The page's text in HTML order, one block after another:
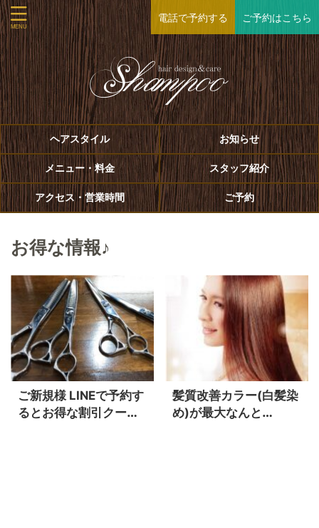
電話で予約する ご予約はこちら
ヘアスタイル お知らせ
メニュー・料金 スタッフ紹介
アクセス・営業時間 ご予約
お得な情報♪
ご新規様 LINEで予約す
るとお得な割引クーポ
髪質改善カラー(白髪染
め)が最大なんと